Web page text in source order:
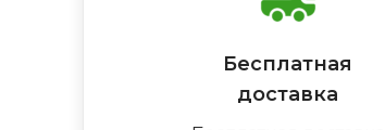
Бесплатная
доставка